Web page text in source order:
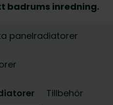
badrums inredning.
panelradiatorer
Tillbehör